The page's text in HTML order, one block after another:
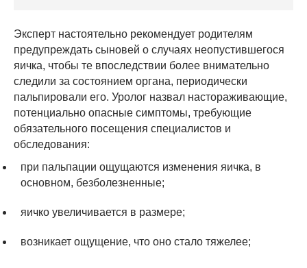
Эксперт настоятельно рекомендует родителям
предупреждать сыновей о случаях неопустившегося
яичка, чтобы те впоследствии более внимательно
следили за состоянием органа, периодически
пальпировали его. Уролог назвал настораживающие,
потенциально опасные симптомы, требующие
обязательного посещения специалистов и
обследования:
при пальпации ощущаются изменения яичка, в
основном, безболезненные;
яичко увеличивается в размере;
возникает ощущение, что оно стало тяжелее;